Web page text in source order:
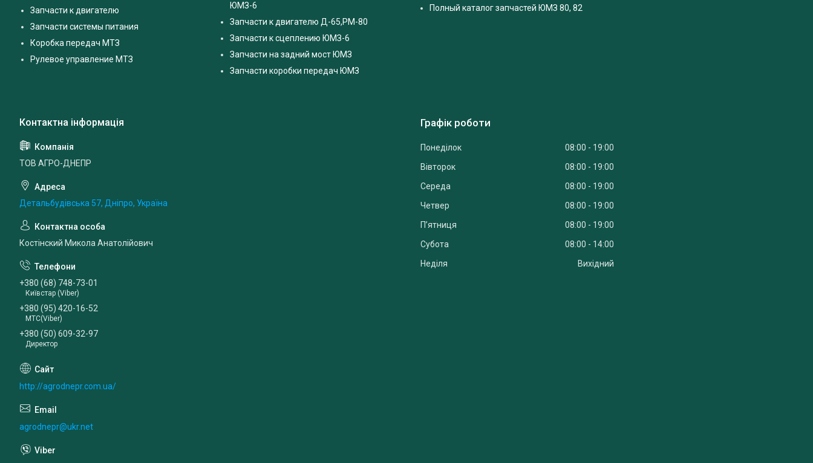
Запчасти к двигателю
Запчасти системы питания
Коробка передач МТЗ
Рулевое управление МТЗ
ЮМЗ-6
Запчасти к двигателю Д-65,РМ-80
Запчасти к сцеплению ЮМЗ-6
Запчасти на задний мост ЮМЗ
Запчасти коробки передач ЮМЗ
Полный каталог запчастей ЮМЗ 80, 82
ТОВ АГРО-ДНЕПР
Детальбудівська 57, Дніпро, Україна
Костінский Микола Анатолійович
+380 (68) 748-73-01
Київстар (Viber)
+380 (95) 420-16-52
МТС(Viber)
+380 (50) 609-32-97
Директор
http://agrodnepr.com.ua/
agrodnepr@ukr.net
Графік роботи
Понеділок 08:00
19:00
Вівторок
08:00
19:00
Середа
08:00
19:00
Четвер
08:00
19:00
Пʼятниця
08:00
19:00
Субота
08:00
14:00
Неділя
Вихідний